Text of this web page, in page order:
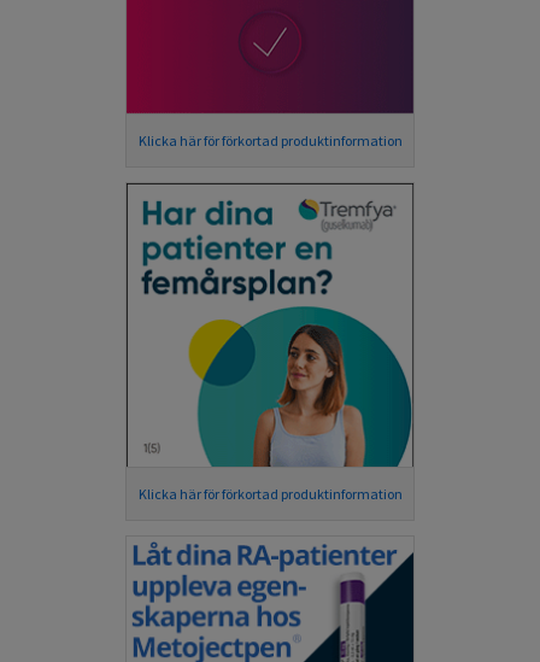
Klicka här för förkortad produktinformation
Klicka här för förkortad produktinformation